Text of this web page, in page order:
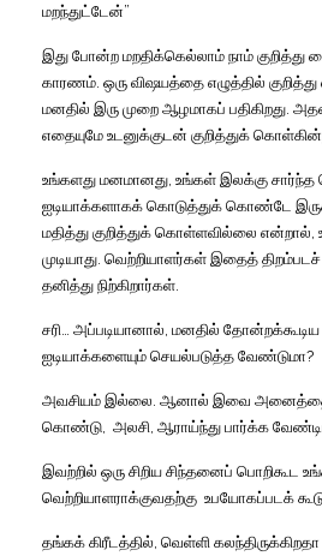
மறந்துட்டேன்”
இது போன்ற மறதிக்கெல்லாம் நாம்
காரணம். ஒரு விஷயத்தை எழுத்தில்
மனதில் இரு முறை ஆழமாகப் பதிகிறது.
எதையுமே உடனுக்குடன் குறித்துக்
உங்களது மனமானது, உங்கள் இலக்கு
ஐடியாக்களாகக் கொடுத்துக் கொண்டே
மதித்து குறித்துக் கொள்ளவில்லை
முடியாது. வெற்றியாளர்கள் இதைத்
தனித்து நிற்கிறார்கள்.
சரி… அப்படியானால், மனதில்
ஐடியாக்களையும் செயல்படுத்த வேண்டுமா?
அவசியம் இல்லை. ஆனால் இவை
கொண்டு, அலசி, ஆராய்ந்து பார்க்க
இவற்றில் ஒரு சிறிய சிந்தனைப் பொறிகூட
வெற்றியாளராக்குவதற்கு உபயோகப்படக்
தங்கக் கிரீடத்தில், வெள்ளி